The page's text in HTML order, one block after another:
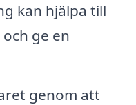
kan hjälpa till
ge en
genom att